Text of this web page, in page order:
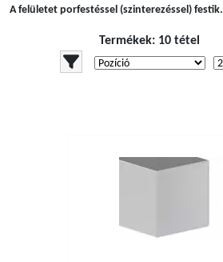
A felületet porfestéssel (szinterezéssel) festik.
Termékek: 10 tétel